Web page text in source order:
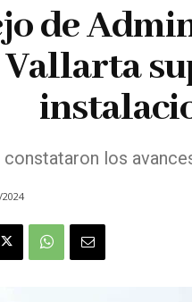
de
Vallarta
constataron los